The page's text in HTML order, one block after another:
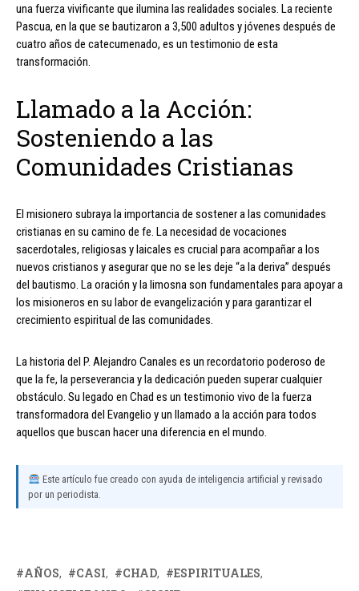
una fuerza vivificante que ilumina las realidades sociales. La reciente
Pascua, en la que se bautizaron a 3,500 adultos y jóvenes después de
cuatro años de catecumenado, es un testimonio de esta
transformación.
Llamado a la Acción:
Sosteniendo a las
Comunidades Cristianas
El misionero subraya la importancia de sostener a las comunidades
cristianas en su camino de fe. La necesidad de vocaciones
sacerdotales, religiosas y laicales es crucial para acompañar a los
nuevos cristianos y asegurar que no se les deje “a la deriva” después
del bautismo. La oración y la limosna son fundamentales para apoyar a
los misioneros en su labor de evangelización y para garantizar el
crecimiento espiritual de las comunidades.
La historia del P. Alejandro Canales es un recordatorio poderoso de
que la fe, la perseverancia y la dedicación pueden superar cualquier
obstáculo. Su legado en Chad es un testimonio vivo de la fuerza
transformadora del Evangelio y un llamado a la acción para todos
aquellos que buscan hacer una diferencia en el mundo.
Este artículo fue creado con ayuda de inteligencia artificial y revisado
por un periodista.
AÑOS CASI CHAD
ESPIRITUALES